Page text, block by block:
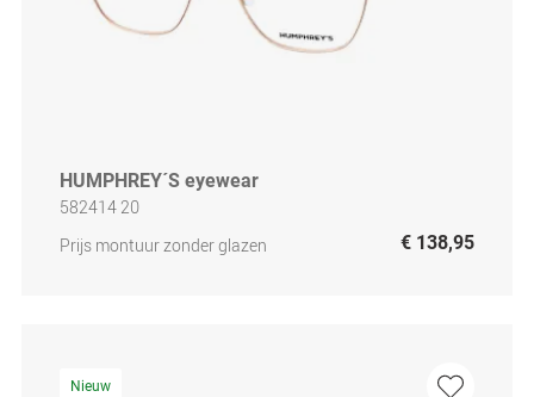
HUMPHREY´S eyewear
582414 20
Prijs montuur zonder glazen
€ 138,95
Nieuw